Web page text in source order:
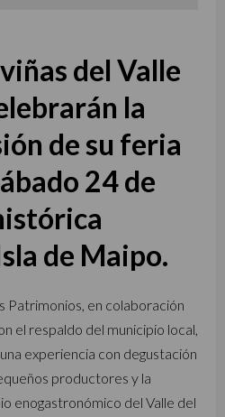
del Valle
la
de su feria
24 de
de Maipo.
Patrimonios, en colaboración
el respaldo del municipio local,
experiencia con degustación
productores y la
enogastronómico del Valle del